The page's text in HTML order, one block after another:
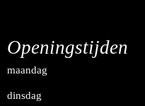
Openingstijden
maandag
dinsdag